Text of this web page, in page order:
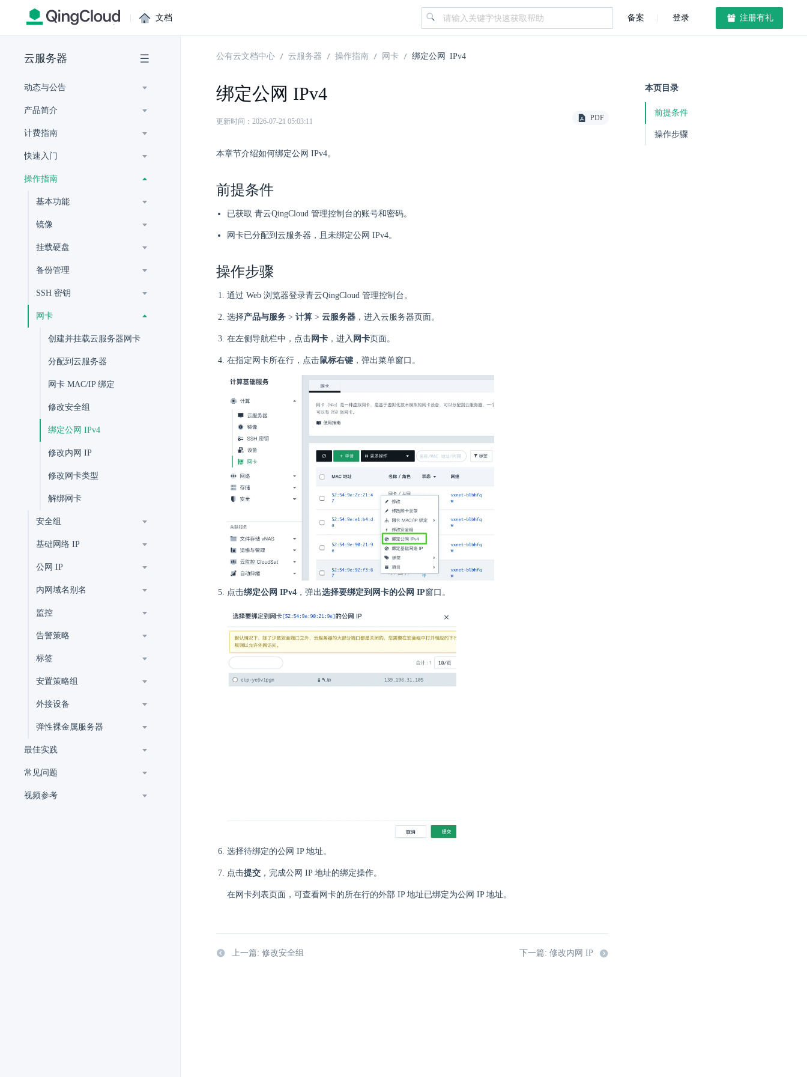
| 文档 备案 登录 注册有礼
云服务器
动态与公告
产品简介
计费指南
快速入门
操作指南
基本功能
镜像
挂载硬盘
备份管理
SSH 密钥
网卡
创建并挂载云服务器网卡
分配到云服务器
网卡 MAC/IP 绑定
修改安全组
绑定公网 IPv4
修改内网 IP
修改网卡类型
解绑网卡
安全组
基础网络 IP
公网 IP
内网域名别名
监控
告警策略
标签
安置策略组
外接设备
弹性裸金属服务器
最佳实践
常见问题
视频参考
公有云文档中心 云服务器 操作指南 网卡 绑定公网 IPv4
绑定公网 IPv4
更新时间：2026-07-21 05:03:11 PDF
本章节介绍如何绑定公网 IPv4。
前提条件
已获取 青云QingCloud 管理控制台的账号和密码。
网卡已分配到云服务器，且未绑定公网 IPv4。
操作步骤
通过 Web 浏览器登录青云QingCloud 管理控制台。
选择产品与服务 > 计算 > 云服务器 ，进入云服务器页面。
在左侧导航栏中，点击网卡 ，进入 网卡页面。
在指定网卡所在行，点击鼠标右键 ，弹出菜单窗口。
点击绑定公网 IPv4 ，弹出选择要绑定到网卡的公网 IP窗口。
选择待绑定的公网 IP 地址。
点击提交 ，完成公网 IP 地址的绑定操作。
在网卡列表页面，可查看网卡的所在行的外部 IP 地址已绑定为公网 IP 地址。
上一篇: 修改安全组 下一篇: 修改内网 IP
本页目录
前提条件
操作步骤